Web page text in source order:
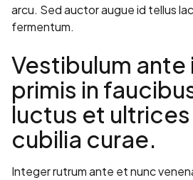
arcu. Sed auctor augue id tellus
fermentum.
Vestibulum ante
primis in
luctus et
cubilia curae.
Integer rutrum ante et nunc